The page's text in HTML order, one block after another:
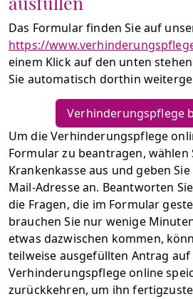
Das Formular finden Sie auf
https://
einem Klick auf den unten
Sie automatisch dorthin
Verhinderungspflege
Um die Verhinderungspflege
Formular zu beantragen, wählen
Krankenkasse aus und geben
Mail-Adresse an. Beantworten
die Fragen, die im Formular
brauchen Sie nur wenige
etwas dazwischen kommen,
teilweise ausgefüllten Antrag auf
Verhinderungspflege online
zurückkehren, um ihn